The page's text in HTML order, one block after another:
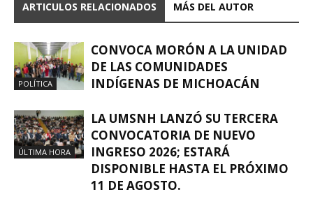
ARTICULOS RELACIONADOS MÁS DEL AUTOR
POLÍTICA
CONVOCA MORÓN A LA UNIDAD
DE LAS COMUNIDADES
INDÍGENAS DE MICHOACÁN
ÚLTIMA HORA
LA UMSNH LANZÓ SU TERCERA
CONVOCATORIA DE NUEVO
INGRESO 2026; ESTARÁ
DISPONIBLE HASTA EL PRÓXIMO
11 DE AGOSTO.